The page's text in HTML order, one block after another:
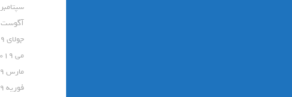
سپتامبر 2019
آگوست 2019
جولای 2019
می 2019
مارس 2019
فوریه 2019